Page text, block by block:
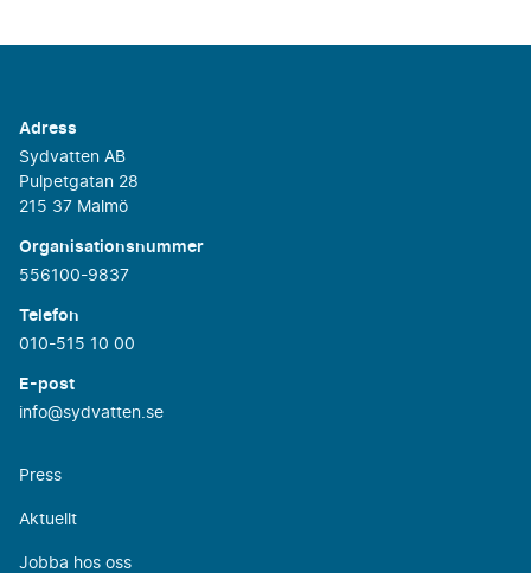
Adress
Sydvatten AB
Pulpetgatan 28
215 37 Malmö
Organisationsnummer
556100-9837
Telefon
010-515 10 00
E-post
info@sydvatten.se
Press
Aktuellt
Jobba hos oss